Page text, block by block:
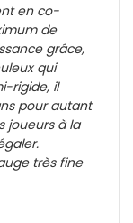
en co-
de
grâce,
qui
rigide, il
pour autant
joueurs à la
très fine